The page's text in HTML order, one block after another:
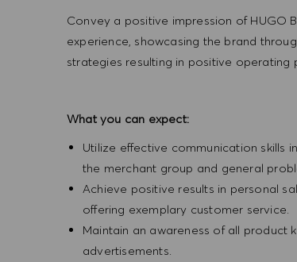
Convey a positive impression of HUGO
experience, showcasing the brand
strategies resulting in positive operating
What you can expect:
Utilize effective communication skills
the merchant group and general
Achieve positive results in personal
offering exemplary customer service.
Maintain an awareness of all product
advertisements.